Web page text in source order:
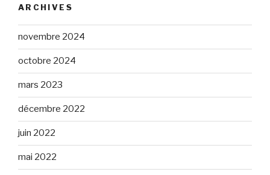
ARCHIVES
novembre 2024
octobre 2024
mars 2023
décembre 2022
juin 2022
mai 2022